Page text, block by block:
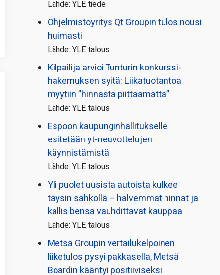
Lähde: YLE tiede
Ohjelmistoyritys Qt Groupin tulos nousi
huimasti
Lähde: YLE talous
Kilpailija arvioi Tunturin konkurssi­
hakemuksen syitä: Liikatuotantoa
myytiin ”hinnasta piittaamatta”
Lähde: YLE talous
Espoon kaupungin­hallitukselle
esitetään yt-neuvottelujen
käynnistämistä
Lähde: YLE talous
Yli puolet uusista autoista kulkee
täysin sähköllä – halvemmat hinnat ja
kallis bensa vauhdittavat kauppaa
Lähde: YLE talous
Metsä Groupin vertailu­kelpoinen
liiketulos pysyi pakkasella, Metsä
Boardin kääntyi positiiviseksi